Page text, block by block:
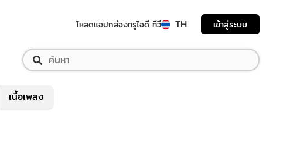
โหลดแอปกล่องทรูไอดี ทีวี TH เข้าสู่ระบบ
เนื้อเพลง